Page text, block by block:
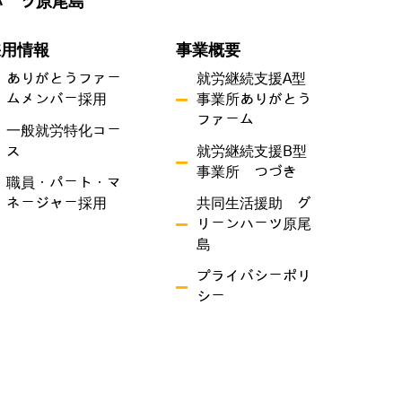
情報
ありがとうファー
ムメンバー採用
一般就労特化コー
ス
職員・パート・マ
ネージャー採用
事業概要
就労継続支援A型
事業所ありがとう
ファーム
就労継続支援B型
事業所 つづき
共同生活援助 グ
リーンハーツ原尾
島
プライバシーポリ
シー